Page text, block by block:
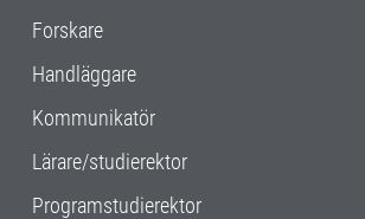
Forskare
Handläggare
Kommunikatör
Lärare/studierektor
Programstudierektor